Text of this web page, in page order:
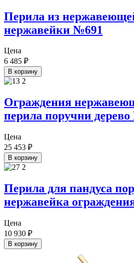
Перила из
нержавейки №691
Цена
6 485 ₽
В корзину
Ограждения
перила поручни
Цена
25 453 ₽
В корзину
Перила для пандуса
нержавейка
Цена
10 930 ₽
В корзину